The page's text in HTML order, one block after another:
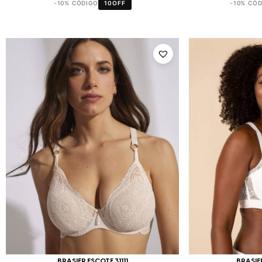
-10% CÓDIGO 10OFF -10%